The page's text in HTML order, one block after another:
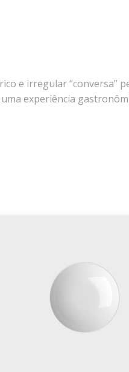
e irregular “conversa”
experiência